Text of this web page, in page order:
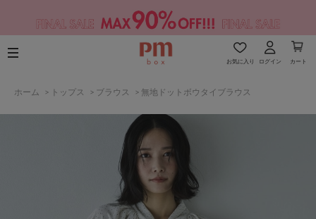
お気に入り ログイン カート
ホーム > トップス > ブラウス > 無地ドットボウタイブラウス